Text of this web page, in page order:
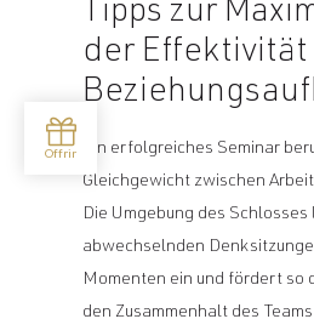
Tipps zur
der Effektivität
Ein erfolgreiches Seminar
Gleichgewicht zwischen
Die Umgebung des Schlosses
abwechselnden
Momenten ein und fördert so
den Zusammenhalt des